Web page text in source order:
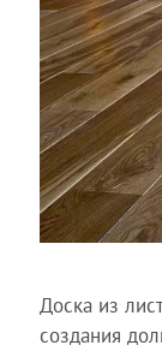
Доска из
создания